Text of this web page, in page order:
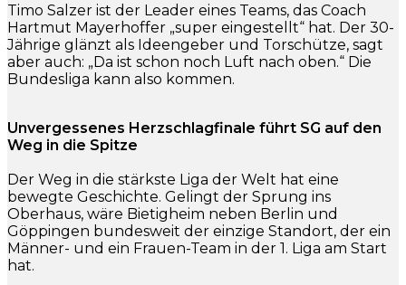
Timo Salzer ist der Leader eines Teams, das Coach
Hartmut Mayerhoffer „super eingestellt“ hat. Der 30-
Jährige glänzt als Ideengeber und Torschütze, sagt
aber auch: „Da ist schon noch Luft nach oben.“ Die
Bundesliga kann also kommen.
Unvergessenes Herzschlagfinale führt SG auf den
Weg in die Spitze
Der Weg in die stärkste Liga der Welt hat eine
bewegte Geschichte. Gelingt der Sprung ins
Oberhaus, wäre Bietigheim neben Berlin und
Göppingen bundesweit der einzige Standort, der ein
Männer- und ein Frauen-Team in der 1. Liga am Start
hat.